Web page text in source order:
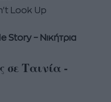
Look Up
Story – Νικήτρια
σε Ταινία -